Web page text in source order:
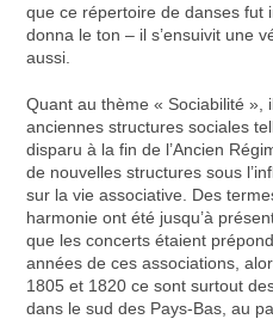
que ce répertoire de danses fut
donna le ton – il s’ensuivit une
aussi.
Quant au thème « Sociabilité »,
anciennes structures sociales
disparu à la fin de l’Ancien
de nouvelles structures sous
sur la vie associative. Des
harmonie ont été jusqu’à
que les concerts étaient
années de ces associations,
1805 et 1820 ce sont surtout
dans le sud des Pays-Bas, au